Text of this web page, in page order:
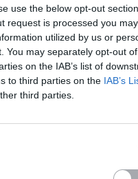
use the below opt-out
request is processed you may
utilized by us or
You may separately opt-out
on the IAB’s list of
to third parties on the IAB’s
third parties.